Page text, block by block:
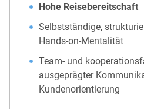
Hohe Reisebereitschaft
Selbstständige,
Hands-on-Mentalität
Team- und
ausgeprägter
Kundenorientierung